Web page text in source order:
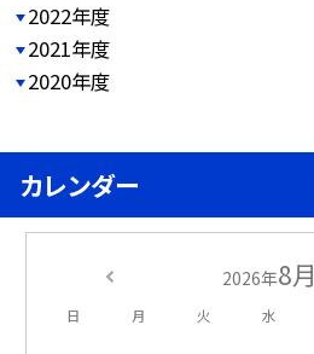
2022年度
2021年度
2020年度
カレンダー
2026年8月
日 月 火 水